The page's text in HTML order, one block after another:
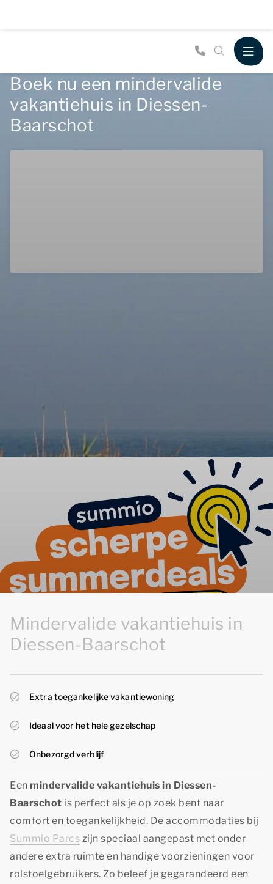
Boek nu een mindervalide
vakantiehuis in Diessen-
Baarschot
Mindervalide vakantiehuis in
Diessen-Baarschot
Extra toegankelijke vakantiewoning
Ideaal voor het hele gezelschap
Onbezorgd verblijf
Een mindervalide vakantiehuis in Diessen-
Baarschot is perfect als je op zoek bent naar
comfort en toegankelijkheid. De accommodaties bij
Summio Parcs zijn speciaal aangepast met onder
andere extra ruimte en handige voorzieningen voor
rolstoelgebruikers. Zo beleef je gegarandeerd een